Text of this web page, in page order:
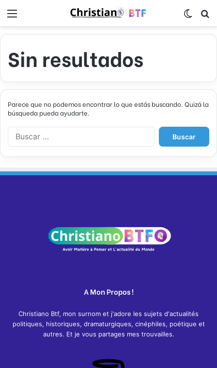
Sin resultados
Parece que no podemos encontrar lo que estás buscando. Quizá la
búsqueda pueda ayudarte.
a
A Mon Propos !
Christiano Btf, mon surnom et j'adore les sujets d'actualités
politiques, historiques, dramaturgiques, cinéphiles, poétique et
autres. Et je vous partages mes trouvailles.